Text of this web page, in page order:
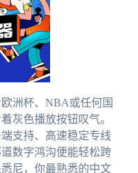
洲杯、NBA或任何国
灰色播放按钮叹气。
支持、高速稳定专线
数字鸿沟便能轻松跨
尼，你最熟悉的中文